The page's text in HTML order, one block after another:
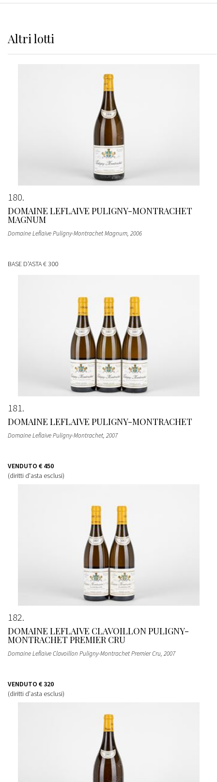
Altrilotti
180
DOMAINE LEFLAIVE PULIGNY-MONTRACHET
MAGNUM
Domaine Leflaive Puligny-Montrachet Magnum, 2006
BASE D'ASTA€ 300
181
DOMAINE LEFLAIVE PULIGNY-MONTRACHET
Domaine Leflaive Puligny-Montrachet, 2007
VENDUTO € 450
(diritti d'asta esclusi)
182
DOMAINE LEFLAIVE CLAVOILLON PULIGNY-
MONTRACHET PREMIER CRU
Domaine Leflaive Clavoillon Puligny-Montrachet Premier Cru, 2007
VENDUTO € 320
(diritti d'asta esclusi)